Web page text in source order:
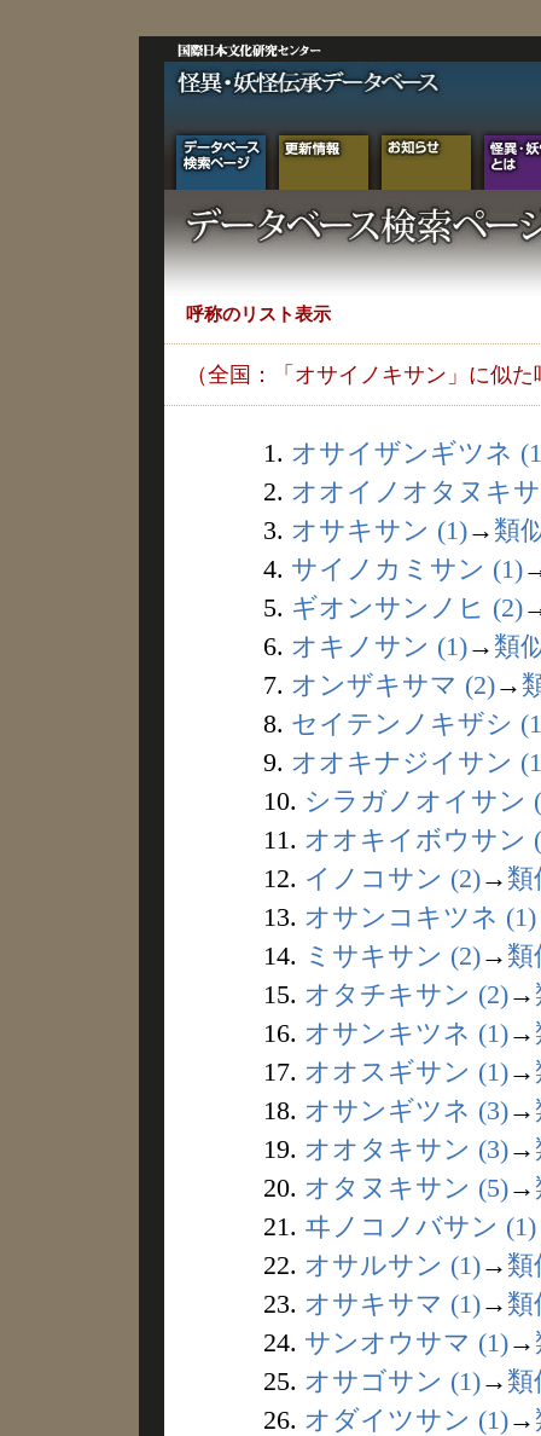
呼称のリスト表示
（全国：「オサイノキサン」に似た
1. オサイザンギツネ
2. オオイノオタヌキ
3. オサキサン (1)→ 類
4. サイノカミサン (1)
5. ギオンサンノヒ (2)
6. オキノサン (1)→ 類
7. オンザキサマ (2)→
8. セイテンノキザシ
9. オオキナジイサン
10. シラガノオイサン
11. オオキイボウサン
12. イノコサン (2)→ 類
13. オサンコキツネ (1)
14. ミサキサン (2)→ 類
15. オタチキサン (2)→
16. オサンキツネ (1)→
17. オオスギサン (1)→
18. オサンギツネ (3)→
19. オオタキサン (3)→
20. オタヌキサン (5)→
21. ヰノコノバサン (1)
22. オサルサン (1)→ 類
23. オサキサマ (1)→ 類
24. サンオウサマ (1)→
25. オサゴサン (1)→ 類
26. オダイツサン (1)→